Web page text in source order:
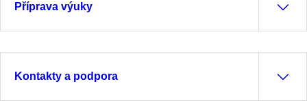
Příprava výuky
Kontakty a podpora